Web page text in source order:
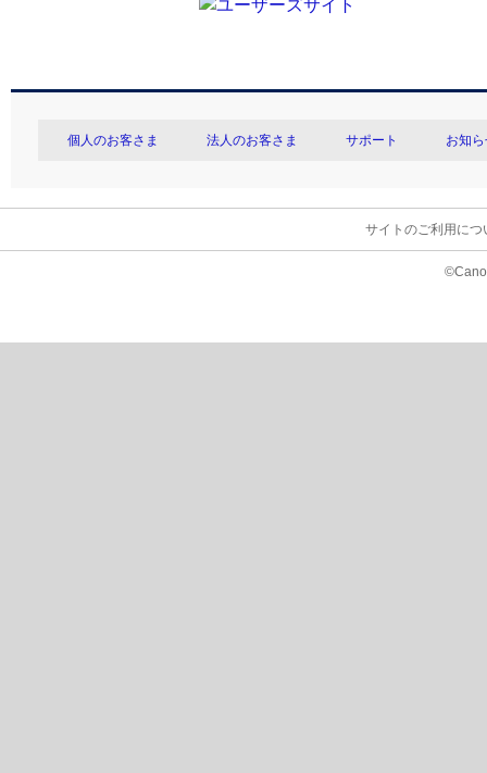
個人のお客さま 法人のお客さま サポート お知
サイトのご利用につ